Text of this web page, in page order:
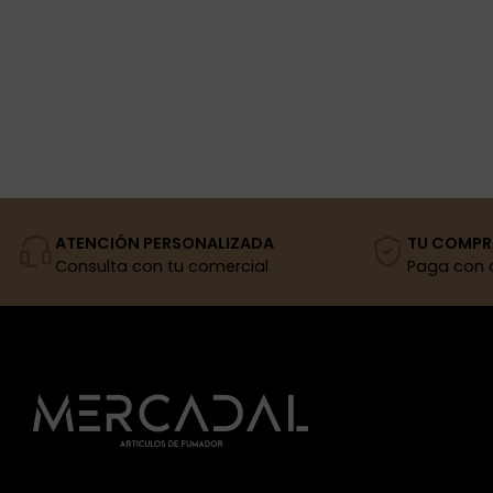
ATENCIÓN PERSONALIZADA
Consulta con tu comercial
TU
Paga con